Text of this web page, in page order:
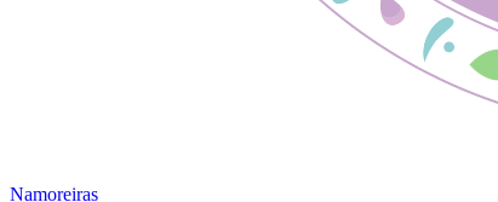
Namoreiras